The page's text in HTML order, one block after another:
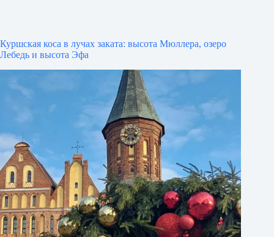
Куршская коса в лучах заката: высота Мюллера, озеро
Лебедь и высота Эфа